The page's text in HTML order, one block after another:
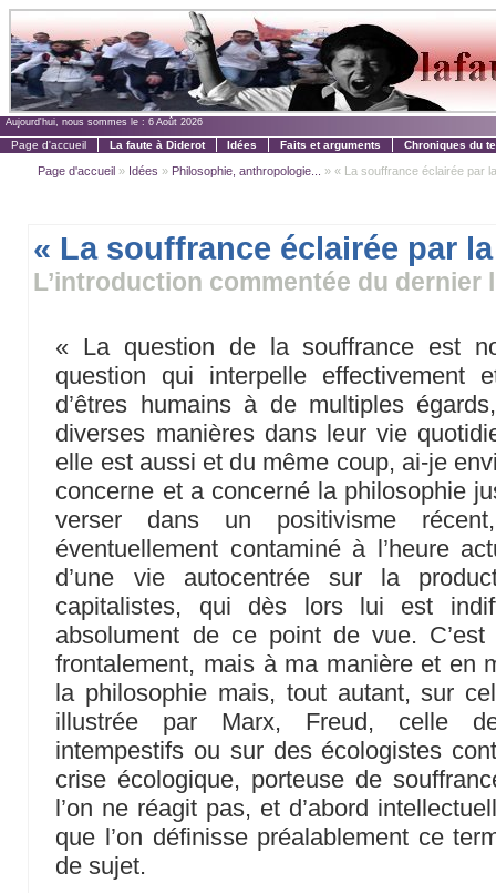
Aujourd'hui, nous sommes le : 6 Août 2026
Page d'accueil La faute à Diderot Idées Faits et arguments Chroniques du
Page d'accueil » Idées » Philosophie, anthropologie... » « La souffrance éclairée par
« La souffrance éclairée par
L’introduction commentée du dernier
« La question de la souffrance est
question qui interpelle effectivement
d’êtres humains à de multiples
diverses manières dans leur vie
elle est aussi et du même coup, ai-je
concerne et a concerné la philosophie
verser dans un positivisme
éventuellement contaminé à l’heure
d’une vie autocentrée sur la
capitalistes, qui dès lors lui est
absolument de ce point de vue. C’est
frontalement, mais à ma manière et en
la philosophie mais, tout autant, sur
illustrée par Marx, Freud, celle
intempestifs ou sur des écologistes
crise écologique, porteuse de
l’on ne réagit pas, et d’abord
que l’on définisse préalablement ce
de sujet.